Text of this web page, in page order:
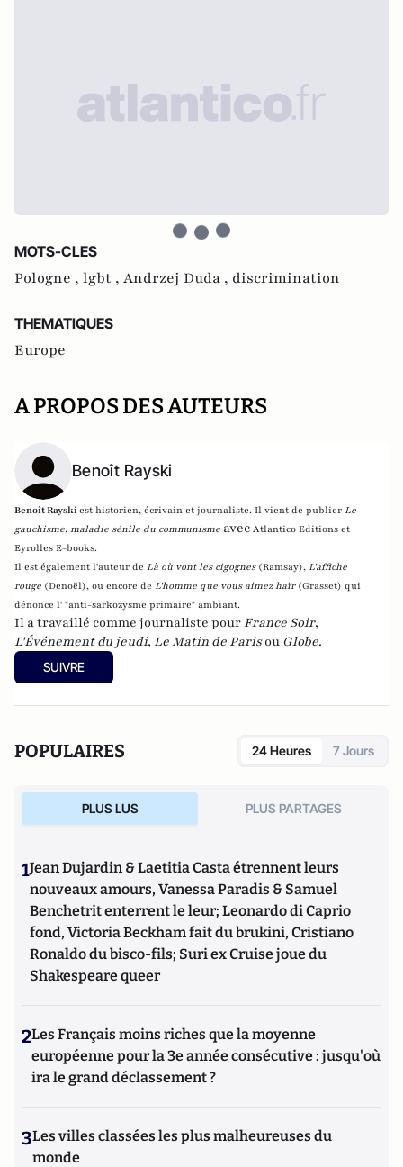
MOTS-CLES
Pologne , lgbt , Andrzej Duda , discrimination
THEMATIQUES
Europe
A PROPOS DES AUTEURS
Benoît Rayski
Benoît Rayskiest historien, écrivain et journaliste. Il vient de publier Le
gauchisme, maladie sénile du communisme avec Atlantico Editions et
Eyrolles E-books.
Il est également l'auteur de Là où vont les cigognes (Ramsay), L'affiche
rouge (Denoël), ou encore de L'homme que vous aimez haïr (Grasset) qui
dénonce l' "anti-sarkozysme primaire" ambiant.
Il a travaillé comme journaliste pour France Soir,
L'Événement du jeudi, Le Matin de Parisou Globe.
SUIVRE
POPULAIRES 24 Heures 7 Jours
PLUS LUS PLUS PARTAGES
1Jean Dujardin & Laetitia Casta étrennent leurs
nouveaux amours, Vanessa Paradis & Samuel
Benchetrit enterrent le leur; Leonardo di Caprio
fond, Victoria Beckham fait du brukini, Cristiano
Ronaldo du bisco-fils; Suri ex Cruise joue du
Shakespeare queer
2Les Français moins riches que la moyenne
européenne pour la 3e année consécutive : jusqu'où
ira le grand déclassement ?
3Les villes classées les plus malheureuses du
monde